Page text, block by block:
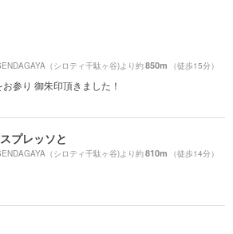
（シロティ千駄ヶ谷)より約850m （徒歩15分）
参り 御朱印頂きました！
プレッソと
（シロティ千駄ヶ谷)より約810m （徒歩14分）